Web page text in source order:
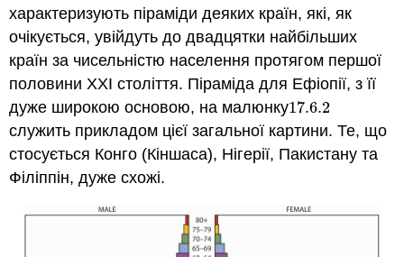
характеризують піраміди деяких країн, які, як
очікується, увійдуть до двадцятки найбільших
країн за чисельністю населення протягом першої
половини ХХI століття. Піраміда для Ефіопії, з її
дуже широкою основою, на малюнку17.6.2
17.6.2
служить прикладом цієї загальної картини. Те, що
стосується Конго (Кіншаса), Нігерії, Пакистану та
Філіппін, дуже схожі.